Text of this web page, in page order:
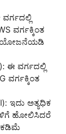
ವರ್ಗಕ್ಕಿಂತ
ಯೋಜನೆಯಡಿ
ಈ ವರ್ಗದಲ್ಲಿ
ವರ್ಗಕ್ಕಿಂತ
ಇದು ಅತ್ಯಧಿಕ
ಹೋಲಿಸಿದರೆ
ಕಡಿಮೆ